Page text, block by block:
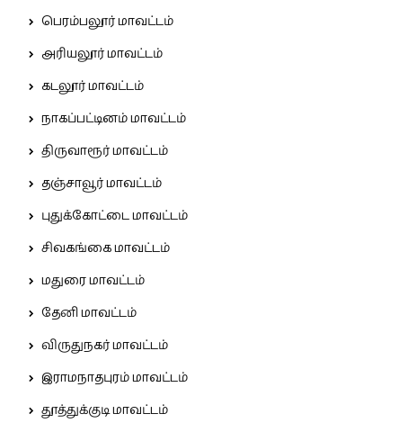
பெரம்பலூர் மாவட்டம்
அரியலூர் மாவட்டம்
கடலூர் மாவட்டம்
நாகப்பட்டினம் மாவட்டம்
திருவாரூர் மாவட்டம்
தஞ்சாவூர் மாவட்டம்
புதுக்கோட்டை மாவட்டம்
சிவகங்கை மாவட்டம்
மதுரை மாவட்டம்
தேனி மாவட்டம்
விருதுநகர் மாவட்டம்
இராமநாதபுரம் மாவட்டம்
தூத்துக்குடி மாவட்டம்